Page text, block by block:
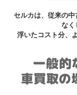
セルカは、従来の
なく
浮いたコスト分、